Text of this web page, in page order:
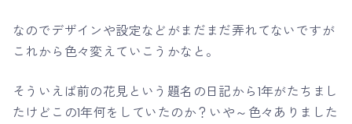
なのでデザインや設定などがまだまだ弄れてないですが
これから色々変えていこうかなと。
そういえば前の花見という題名の日記から1年がたちまし
たけどこの1年何をしていたのか？いや～色々ありました